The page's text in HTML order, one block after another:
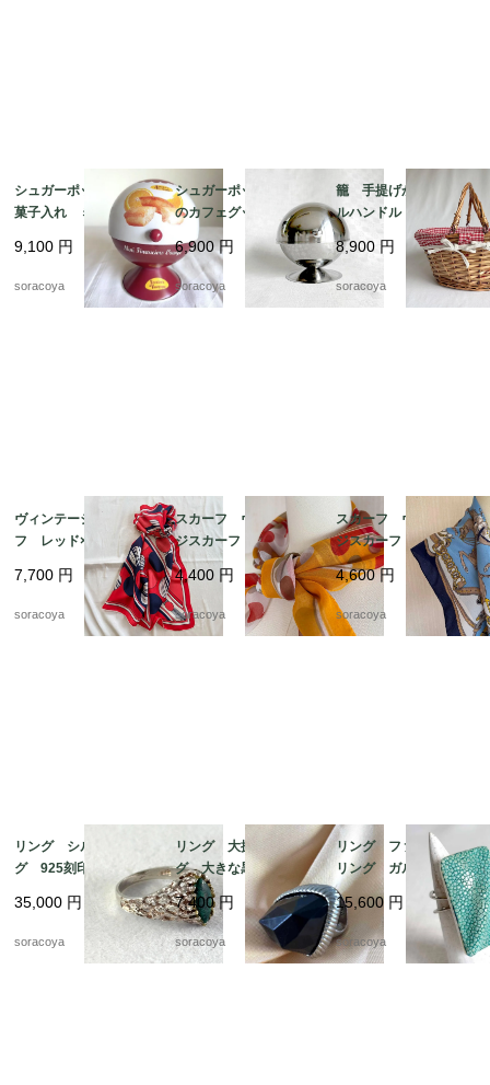
シュガーポット型 お
菓子入れ ミニフィナ
ンシェオレンジの缶
ビスキュイテリエ・
ド・ブルゴーニュ マ
ドレーヌ広告 12kwe
9,100 円
soracoya
シュガーポット パリ
のカフェグッズ お砂
糖入れ ドーム型 カ
フェインテリア 12twd
w3-2
6,900円
soracoya
籠 手提げかご ダブ
ルハンドル バスケッ
ト パニエ ピクニッ
ク 12otek18
8,900 円
soracoya
ヴィンテージスカー
フ レッド×ネイビー
バルーン ドット柄
シルク フランス 19
7,700 円
soracoya
スカーフ ヴィンテー
ジスカーフ 透け感
イエロー×レッド×ブラ
ウン バルーン ドッ
ト柄 イタリア製 19
acm61-1
4,400 円
soracoya
スカーフ ヴィンテー
ジスカーフ ネイビー
フレーム 馬 騎兵隊
12acet15
4,600円
soracoya
リング シルバーリン
グ 925刻印 クジャ
ク石 マラカート 13
号 グリーンマーブル
ストーン 銀細工 天
35,000 円
soracoya
リング 大振りリン
グ 大きな黒い飾り 1
4号 12acef15
7,400円
soracoya
リング ファッション
リング ガルーシャ
スティングレイ エイ
革 スクウェアモチー
フ 9-10号フリーサイ
ズ 12aceb16
15,600 円
soracoya